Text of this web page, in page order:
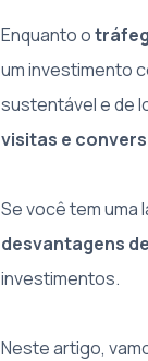
Enquanto o
um investimento
sustentável e de
visitas e
Se você tem uma
desvantagens
investimentos.
Neste artigo,